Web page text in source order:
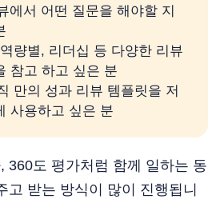
에서 어떤 질문을 해야할 지
량별, 리더십 등 다양한 리뷰
참고 하고 싶은 분
만의 성과 리뷰 템플릿을 저
사용하고 싶은 분
360도 평가처럼 함께 일하는 동
고 받는 방식이 많이 진행됩니